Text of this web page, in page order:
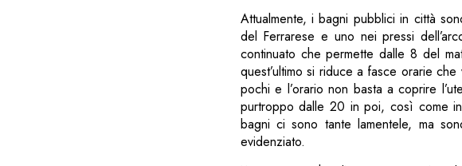
Attualmente, i bagni pubblici in città
del Ferrarese e uno nei pressi
continuato che permette dalle 8 del
quest’ultimo si riduce a fasce orarie
pochi e l’orario non basta a coprire
purtroppo dalle 20 in poi, così come
bagni ci sono tante lamentele, ma
evidenziato.